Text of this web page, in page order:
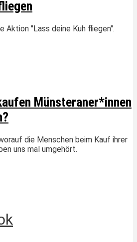
Aktion "Lass deine Kuh fliegen".
Münsteraner*innen
die Menschen beim Kauf ihrer
uns mal umgehört.